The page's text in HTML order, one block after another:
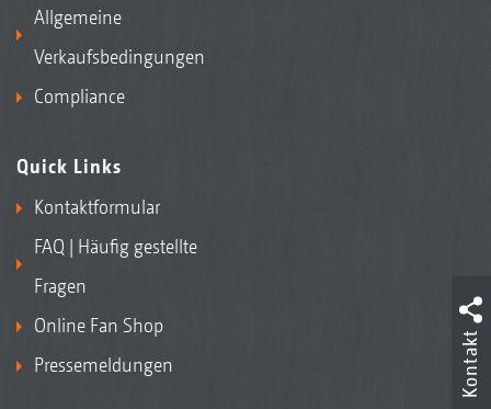
Allgemeine
Verkaufsbedingungen
Compliance
Quick Links
Kontaktformular
FAQ | Häufig gestellte
Fragen
Online Fan Shop
Pressemeldungen
Kontakt